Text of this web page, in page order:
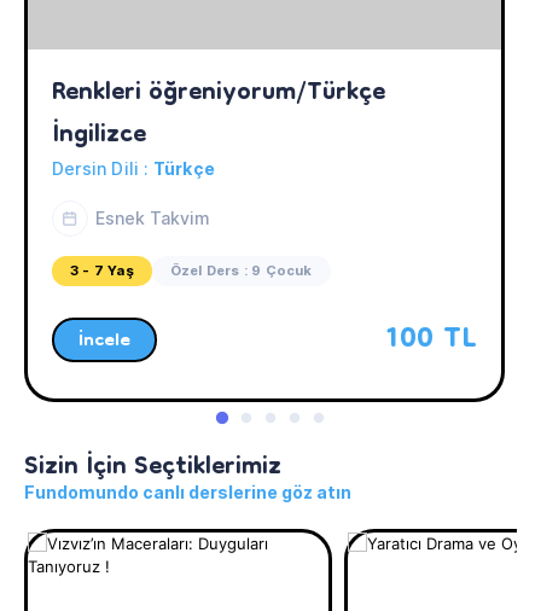
Renkleri öğreniyorum/Türkçe
İngilizce
Dersin Dili : Türkçe
Esnek Takvim
3 - 7 Yaş Özel Ders : 9 Çocuk
İncele 100 TL
Sizin İçin Seçtiklerimiz
Fundomundo canlı derslerine göz atın